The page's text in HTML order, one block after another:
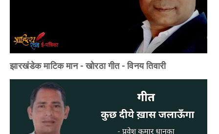
झारखंडेक माटिक मान - खोरठा गीत - विनय तिवारी